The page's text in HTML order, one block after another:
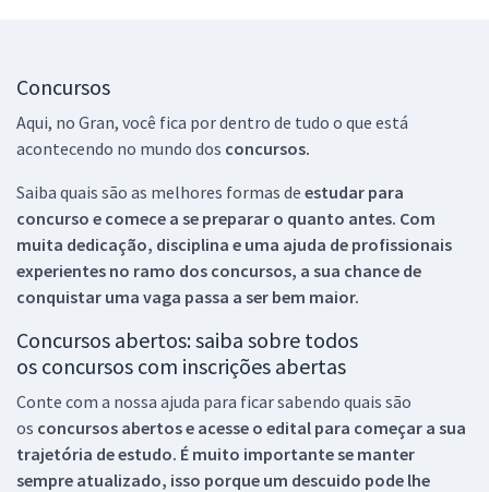
Concursos
Aqui, no Gran, você fica por dentro de tudo o que está
acontecendo no mundo dos concursos.
Saiba quais são as melhores formas de estudar para
concurso e comece a se preparar o quanto antes. Com
muita dedicação, disciplina e uma ajuda de profissionais
experientes no ramo dos concursos, a sua chance de
conquistar uma vaga passa a ser bem maior.
Concursos abertos: saiba sobre todos
os concursos com inscrições abertas
Conte com a nossa ajuda para ficar sabendo quais são
os concursos abertos e acesse o edital para começar a sua
trajetória de estudo. É muito importante se manter
sempre atualizado, isso porque um descuido pode lhe